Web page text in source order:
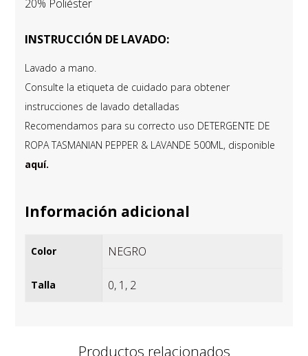
20% Poliéster
INSTRUCCIÓN DE LAVADO:
Lavado a mano.
Consulte la etiqueta de cuidado para obtener
instrucciones de lavado detalladas
Recomendamos para su correcto uso DETERGENTE DE
ROPA TASMANIAN PEPPER & LAVANDE 500ML, disponible
aquí.
Información adicional
Color NEGRO
Talla 0, 1 , 2
Productos relacionados